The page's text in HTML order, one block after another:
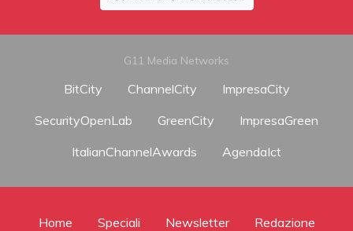
G11 Media Networks
BitCity ChannelCity
ImpresaCity
SecurityOpenLab
GreenCity
ImpresaGreen
ItalianChannelAwards
AgendaIct
Home Speciali Newsletter Redazione